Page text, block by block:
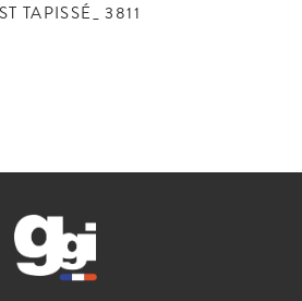
TAPISSÉ_ 3811